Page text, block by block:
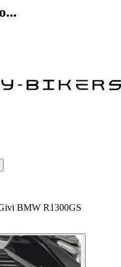
BMW R1300GS